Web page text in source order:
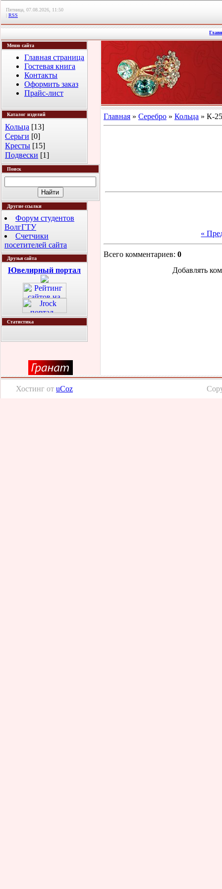
Пятница, 07.08.2026, 11:50
| RSS
Меню сайта
Главная страница
Гостевая книга
Контакты
Оформить заказ
Прайс-лист
Каталог изделий
Кольца [13]
Серьги [0]
Кресты [15]
Подвески [1]
Поиск
Другие ссылки
Форум студентов
ВолгГТУ
Счетчики
посетителей сайта
Друзья сайта
Ювелирный портал
Статистика
Главная » Серебро » Кольца » К-
«
Всего комментариев: 0
Добавлять
Хостинг от uCoz